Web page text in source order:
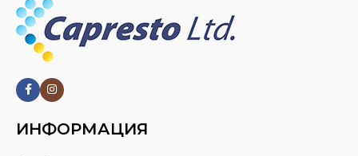
ИНФОРМАЦИЯ